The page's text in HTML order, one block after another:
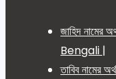
জাহিদ
Bengali |
তাবিব